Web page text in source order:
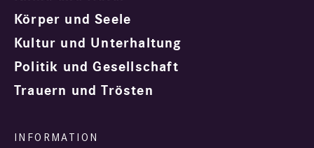
Körper und Seele
Kultur und Unterhaltung
Politik und Gesellschaft
Trauern und Trösten